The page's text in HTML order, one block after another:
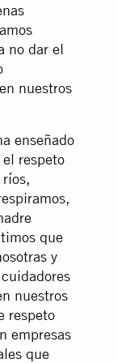
no dar el
nuestros
enseñado
respeto
que
y
nuestros
respeto
empresas
que